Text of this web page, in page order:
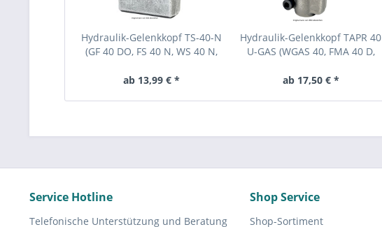
Hydraulik-Gelenkkopf TS-40-N
(GF 40 DO, FS 40 N, WS 40 N,
ab 13,99 € *
Hydraulik-Gelenkkopf TAPR 40
U-GAS (WGAS 40, FMA 40 D,
ab 17,50 € *
Service Hotline
Telefonische Unterstützung und Beratung
Shop Service
Shop-Sortiment